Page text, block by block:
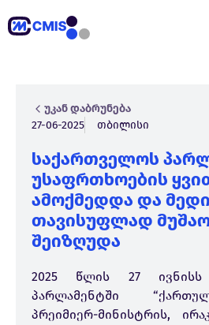
უკან დაბრუნება
27-06-2025
თბილისი
საქართველოს
უსაფრთხოების
ამოქმედდა და
თავისუფლად
შეიზღუდა
2025 წლის 27 ივნისს
პარლამენტში
პრეიმიერ-მინისტრის,